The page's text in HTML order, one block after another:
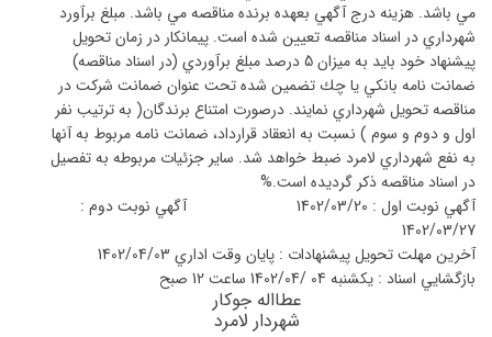
مي باشد. هزينه درج آگهي بعهده برنده مناقصه مي باشد. مبلغ برآورد
شهرداري در اسناد مناقصه تعيين شده است. پيمانكار در زمان تحويل
پيشنهاد خود بايد به ميزان 5 درصد مبلغ برآوردي (در اسناد مناقصه)
ضمانت نامه بانكي يا چك تضمين شده تحت عنوان ضمانت شركت در
مناقصه تحويل شهرداري نمايند. درصورت امتناع برندگان( به ترتيب نفر
اول و دوم و سوم ) نسبت به انعقاد قرارداد، ضمانت نامه مربوط به آنها
به نفع شهرداري لامرد ضبط خواهد شد. ساير جزئيات مربوطه به تفصيل
در اسناد مناقصه ذكر گرديده است.%
آگهي نوبت اول : 1402/03/20 آگهي نوبت دوم :
1402/03/27
آخرين مهلت تحويل پيشنهادات : پايان وقت اداري 1402/04/03
بازگشايي اسناد : یکشنبه 04 /1402/04 ساعت 12 صبح
عطااله جوکار
شهردار لامرد